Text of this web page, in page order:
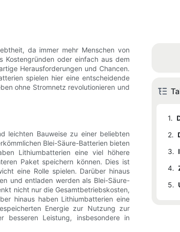
da immer mehr Menschen von
Kostengründen oder einfach aus dem
Herausforderungen und Chancen.
spielen hier eine entscheidende
ohne Stromnetz revolutionieren und
leichten Bauweise zu einer beliebten
Blei-Säure-Batterien bieten
Lithiumbatterien eine viel höhere
Paket speichern können. Dies ist
eine Rolle spielen. Darüber hinaus
und entladen werden als Blei-Säure-
nicht nur die Gesamtbetriebskosten,
hinaus haben Lithiumbatterien eine
Energie zur Nutzung zur
besseren Leistung, insbesondere in
1.
2.
3.
4.
5.